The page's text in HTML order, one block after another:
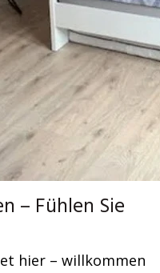
– Fühlen Sie
hier – willkommen